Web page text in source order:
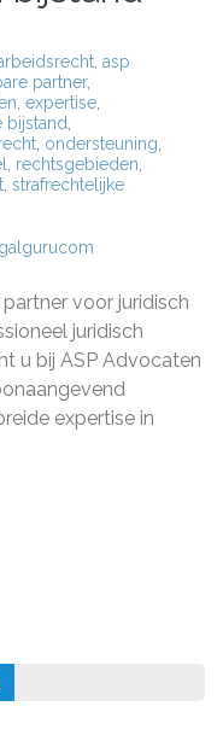
, asp
partner,
, expertise,
bijstand,
, ondersteuning,
, rechtsgebieden,
, strafrechtelijke
voor juridisch
juridisch
u bij ASP Advocaten
expertise in